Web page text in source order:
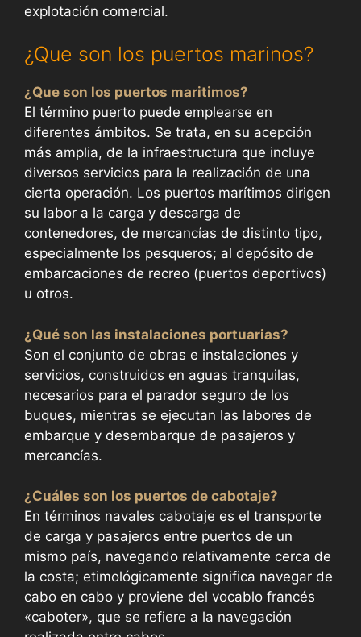
explotación comercial.
¿Que son los puertos marinos?
¿Que son los puertos maritimos?
El término puerto puede emplearse en
diferentes ámbitos. Se trata, en su acepción
más amplia, de la infraestructura que incluye
diversos servicios para la realización de una
cierta operación. Los puertos marítimos dirigen
su labor a la carga y descarga de
contenedores, de mercancías de distinto tipo,
especialmente los pesqueros; al depósito de
embarcaciones de recreo (puertos deportivos)
u otros.
¿Qué son las instalaciones portuarias?
Son el conjunto de obras e instalaciones y
servicios, construidos en aguas tranquilas,
necesarios para el parador seguro de los
buques, mientras se ejecutan las labores de
embarque y desembarque de pasajeros y
mercancías.
¿Cuáles son los puertos de cabotaje?
En términos navales cabotaje es el transporte
de carga y pasajeros entre puertos de un
mismo país, navegando relativamente cerca de
la costa; etimológicamente significa navegar de
cabo en cabo y proviene del vocablo francés
«caboter», que se refiere a la navegación